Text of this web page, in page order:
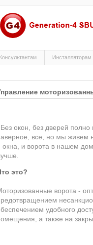
Консультантам Инсталляторам
окон, без дверей
все, но мы живем
окна, и ворота в нашем
это?
ворота -
удобного
а также на